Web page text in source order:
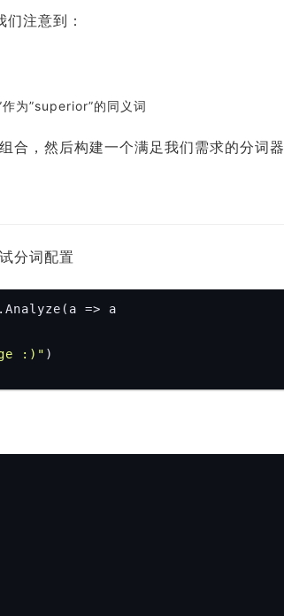
注意到：
为”superior”的同义词
合，然后构建一个满足我们需求的分词器
分词配置
=> a
:)" )